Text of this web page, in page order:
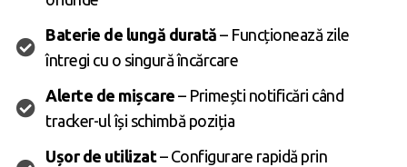
Baterie de lungă durată – Funcționează zile
întregi cu o singură încărcare
Alerte de mișcare – Primești notificări când
tracker-ul își schimbă poziția
Ușor de utilizat– Configurare rapidă prin